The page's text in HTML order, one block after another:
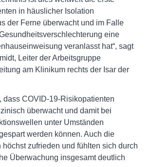
in häuslicher Isolation
der Ferne überwacht und im Falle
eine
veranlasst hat“, sagt
Leiter der Arbeitsgruppe
am Klinikum rechts der Isar der
dass COVID-19-Risikopatienten
überwacht und damit bei
unter Umständen
werden können. Auch die
höchst zufrieden und fühlten sich durch
Überwachung insgesamt deutlich